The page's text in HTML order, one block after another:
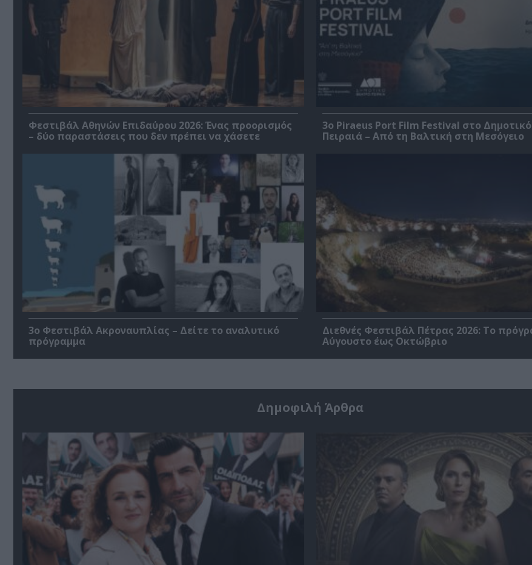
Φεστιβάλ Αθηνών Επιδαύρου 2026: Ένας προορισμός
– δύο παραστάσεις που δεν πρέπει να χάσετε
3o Piraeus Port Film Festival στο
Πειραιά – Από τη Βαλτική στη Μεσόγειο
3ο Φεστιβάλ Ακροναυπλίας – Δείτε το αναλυτικό
πρόγραμμα
Διεθνές Φεστιβάλ Πέτρας 2026: Το
Αύγουστο έως Οκτώβριο
Δημοφιλή Άρθρα